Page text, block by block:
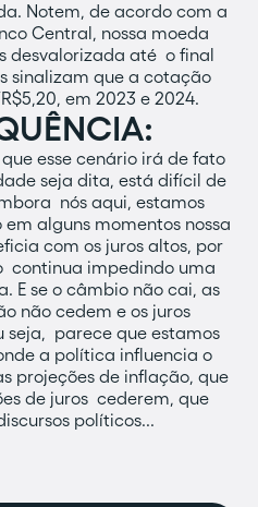
Notem, de acordo com a
Central, nossa moeda
desvalorizada até o final
sinalizam que a cotação
em 2023 e 2024.
esse cenário irá de fato
seja dita, está difícil de
nós aqui, estamos
alguns momentos nossa
com os juros altos, por
continua impedindo uma
E se o câmbio não cai, as
não cedem e os juros
seja, parece que estamos
a política influencia o
projeções de inflação, que
de juros cederem, que
políticos...